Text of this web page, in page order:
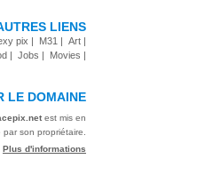
LIENS
pix | M31 | Art |
| Jobs | Movies |
LE DOMAINE
est mis en
par son propriétaire.
Plus d'informations